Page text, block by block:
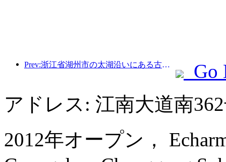
Prev:浙江省湖州市の太湖沿いにある古い村落では、10億元近くの投資をかけて改修と改良が始まった。
Go
アドレス: 江南大道南
2012年オープン，